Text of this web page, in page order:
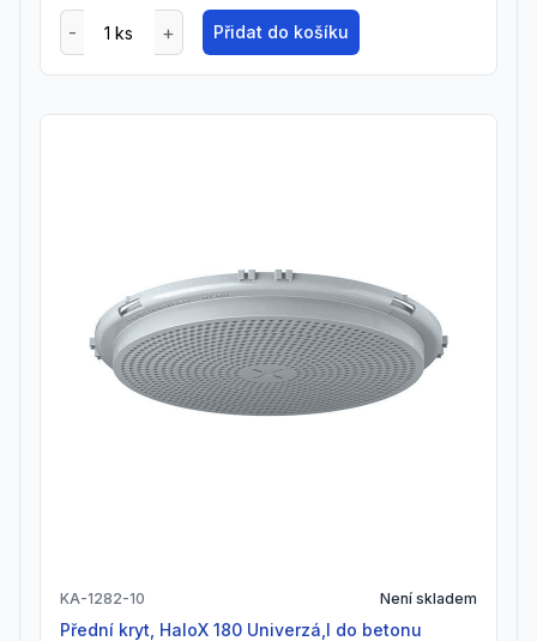
Přidat do košíku
KA-1282-10 Není skladem
Přední kryt, HaloX 180 Univerzá,l do betonu